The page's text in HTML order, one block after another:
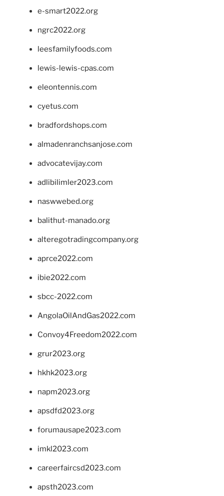
e-smart2022.org
ngrc2022.org
leesfamilyfoods.com
lewis-lewis-cpas.com
eleontennis.com
cyetus.com
bradfordshops.com
almadenranchsanjose.com
advocatevijay.com
adlibilimler2023.com
naswwebed.org
balithut-manado.org
alteregotradingcompany.org
aprce2022.com
ibie2022.com
sbcc-2022.com
AngolaOilAndGas2022.com
Convoy4Freedom2022.com
grur2023.org
hkhk2023.org
napm2023.org
apsdfd2023.org
forumausape2023.com
imkl2023.com
careerfaircsd2023.com
apsth2023.com